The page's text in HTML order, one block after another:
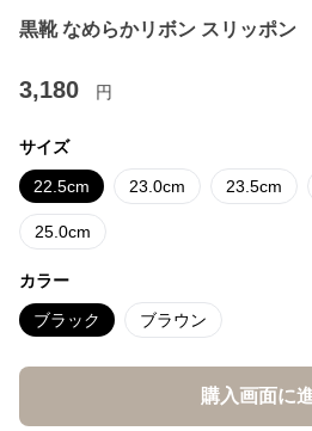
黒靴 なめらかリボン スリッポン
3,180 円
サイズ
22.5cm 23.0cm 23.5cm
25.0cm
カラー
ブラック ブラウン
購入画面に